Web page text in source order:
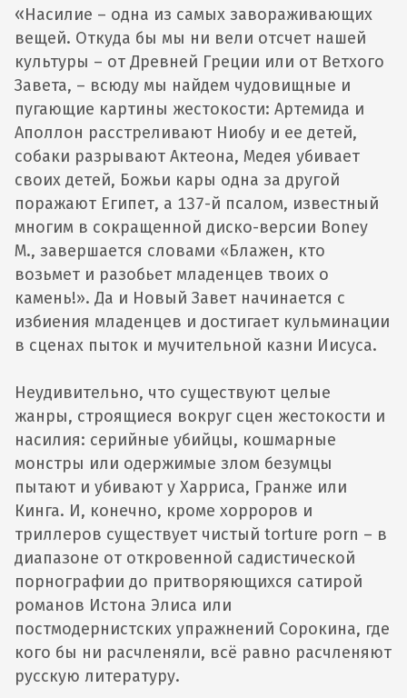
«Насилие – одна из самых завораживающих
вещей. Откуда бы мы ни вели отсчет нашей
культуры – от Древней Греции или от Ветхого
Завета, – всюду мы найдем чудовищные и
пугающие картины жестокости: Артемида и
Аполлон расстреливают Ниобу и ее детей,
собаки разрывают Актеона, Медея убивает
своих детей, Божьи кары одна за другой
поражают Египет, а 137-й псалом, известный
многим в сокращенной диско-версии Boney
M., завершается словами «Блажен, кто
возьмет и разобьет младенцев твоих о
камень!». Да и Новый Завет начинается с
избиения младенцев и достигает кульминации
в сценах пыток и мучительной казни Иисуса.
Неудивительно, что существуют целые
жанры, строящиеся вокруг сцен жестокости и
насилия: серийные убийцы, кошмарные
монстры или одержимые злом безумцы
пытают и убивают у Харриса, Гранже или
Кинга. И, конечно, кроме хорроров и
триллеров существует чистый torture porn – в
диапазоне от откровенной садистической
порнографии до притворяющихся сатирой
романов Истона Элиса или
постмодернистских упражнений Сорокина, где
кого бы ни расчленяли, всё равно расчленяют
русскую литературу.